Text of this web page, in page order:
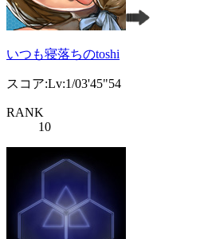
いつも寝落ちのtoshi
スコア:Lv:1/03'45"54
RANK
10